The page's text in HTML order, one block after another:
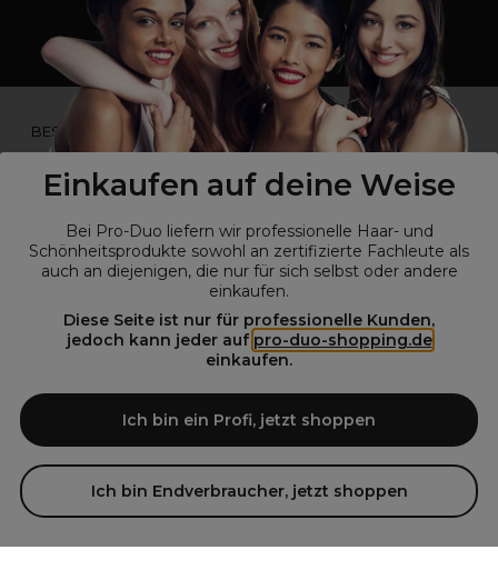
Einkaufen auf deine Weise
Bei Pro-Duo liefern wir professionelle Haar- und
Schönheitsprodukte sowohl an zertifizierte Fachleute als
auch an diejenigen, die nur für sich selbst oder andere
einkaufen.
Diese Seite ist nur für professionelle Kunden,
jedoch kann jeder auf pro-duo-shopping.de
einkaufen.
Ich bin ein Profi, jetzt shoppen
Ich bin Endverbraucher, jetzt shoppen
*Du bist kein Profikunde?
BESUCHE
UNSERE WEBSEITE FÜR ENDVERBRAUCHER.*
Pro-Duo ist Ihr zuverlässiger Partner für hochwertige Produkte im
Friseur- und Kosmetikbereich. Unsere sorgfältig ausgewählten,
zu Spezialwerkzeugen, sind so konzipiert, dass sie die Erwartungen
von Friseursalons und Kosmetikstudios übertreffen. Verlassen Sie sich
auf Pro-Duo für erstklassige Qualität und zeitgemäße Lösungen.